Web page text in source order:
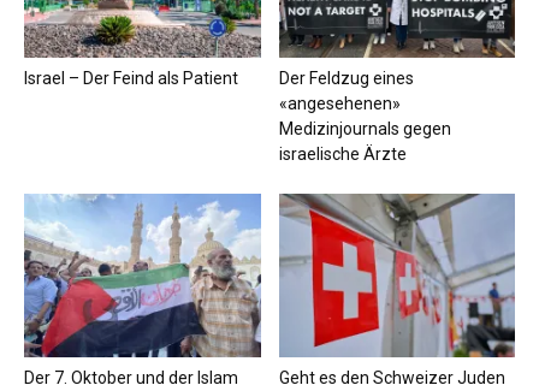
Israel – Der Feind als Patient
Der Feldzug eines
«angesehenen»
Medizinjournals gegen
israelische Ärzte
Der 7. Oktober und der Islam
Geht es den Schweizer Juden